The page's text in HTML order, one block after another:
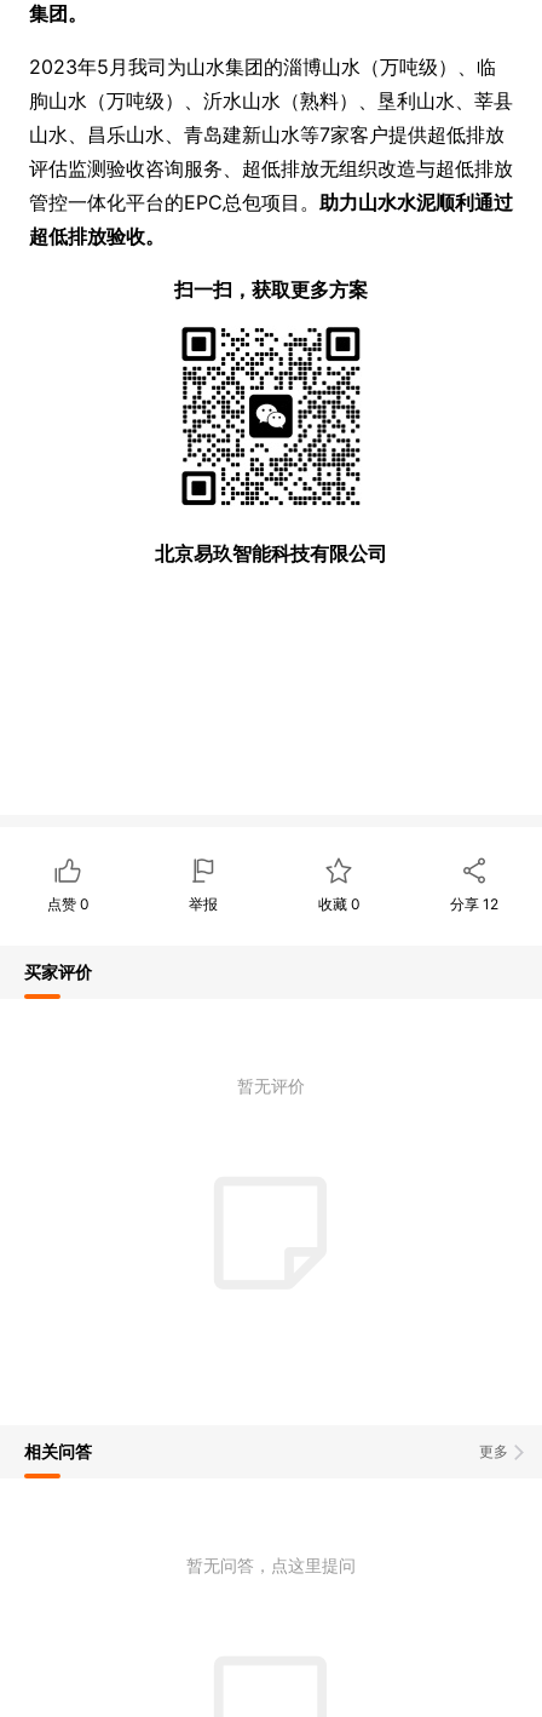
集团。
2023年5月我司为山水集团的淄博山水（万吨级）、临
朐山水（万吨级）、沂水山水（熟料）、垦利山水、莘县
山水、昌乐山水、青岛建新山水等7家客户提供超低排放
评估监测验收咨询服务、超低排放无组织改造与超低排放
管控一体化平台的EPC总包项目。 助力山水水泥顺利通过
超低排放验收。
扫一扫，获取更多方案
北京易玖智能科技有限公司
点赞 0 举报 收藏 0 分享 12
买家评价
暂无评价
更多
相关问答
暂无问答，点这里提问